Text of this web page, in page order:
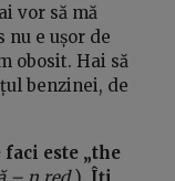
vor să mă
nu e ușor de
obosit. Hai să
benzinei, de
faci este „the
– n.red.). Îți